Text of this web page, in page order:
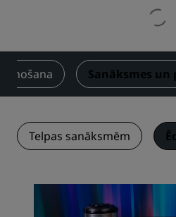
Sanāksmes un
Telpas sanāksmēm